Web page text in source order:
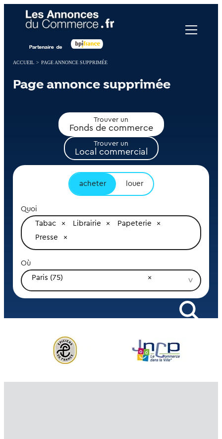
ACCUEIL > PAGE ANNONCE SUPPRIMÉE
Page annonce supprimée
Trouver un
Fonds de commerce
Trouver un
Local commercial
acheter louer
Quoi
Tabac
Librairie
Papeterie
Presse
Où
Paris (75)
Panneau de gestion des cookies